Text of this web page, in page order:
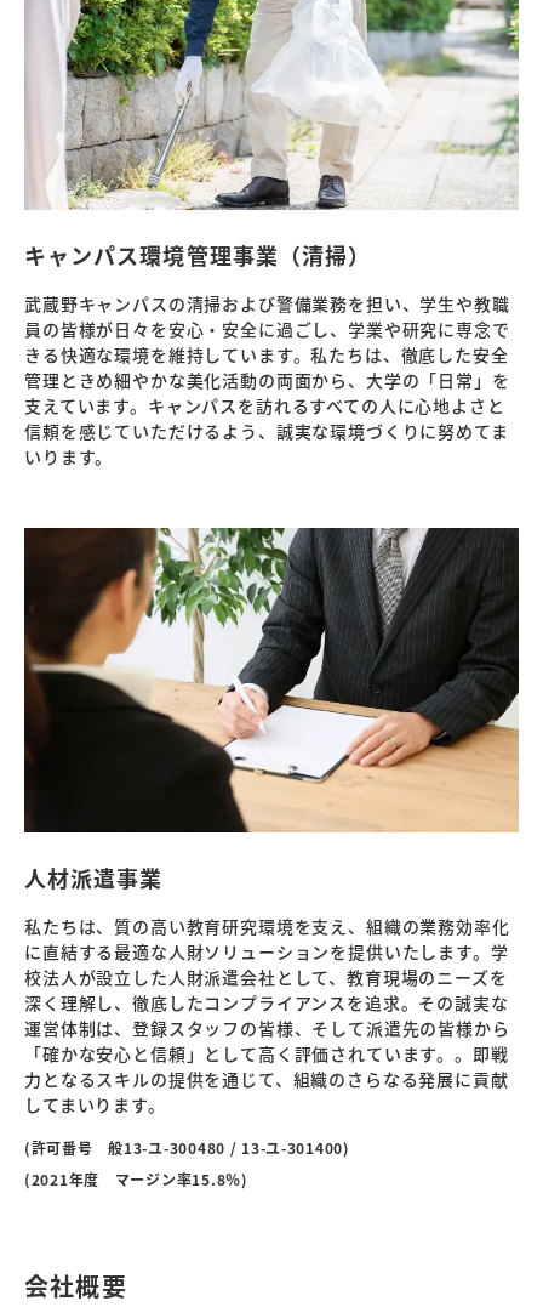
キャンパス環境管理事業（清掃）
武蔵野キャンパスの清掃および警備業務を担い、学生や教職
員の皆様が日々を安心・安全に過ごし、学業や研究に専念で
きる快適な環境を維持しています。私たちは、徹底した安全
管理ときめ細やかな美化活動の両面から、大学の「日常」を
支えています。キャンパスを訪れるすべての人に心地よさと
信頼を感じていただけるよう、誠実な環境づくりに努めてま
いります。
人材派遣事業
私たちは、質の高い教育研究環境を支え、組織の業務効率化
に直結する最適な人財ソリューションを提供いたします。学
校法人が設立した人財派遣会社として、教育現場のニーズを
深く理解し、徹底したコンプライアンスを追求。その誠実な
運営体制は、登録スタッフの皆様、そして派遣先の皆様から
「確かな安心と信頼」として高く評価されています。。即戦
力となるスキルの提供を通じて、組織のさらなる発展に貢献
してまいります。
(許可番号 般13-ユ-300480 / 13-ユ-301400)
(2021年度 マージン率15.8％)
会社概要